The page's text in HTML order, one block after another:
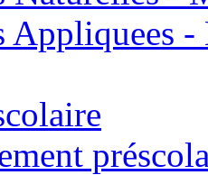
Appliquees